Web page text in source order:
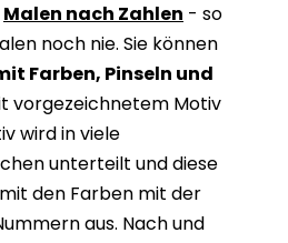
Malen nach Zahlen - so
noch nie. Sie können
Farben, Pinseln und
vorgezeichnetem Motiv
wird in viele
unterteilt und diese
den Farben mit der
aus. Nach und